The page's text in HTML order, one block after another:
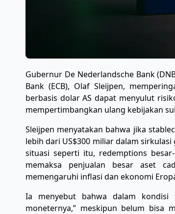
Gubernur De Nederlandsche Bank
Bank (ECB), Olaf Sleijpen,
berbasis dolar AS dapat menyulut
mempertimbangkan ulang kebijakan
Sleijpen menyatakan bahwa jika
lebih dari US$300 miliar dalam
situasi seperti itu, redemptions
memaksa penjualan besar aset
memengaruhi inflasi dan ekonomi
Ia menyebut bahwa dalam kondisi
moneternya,” meskipun belum bisa